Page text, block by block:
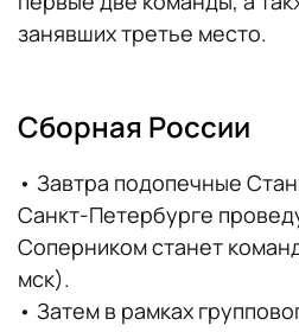
занявших третье место.
Сборная России
• Завтра подопечные
Санкт-Петербурге
Соперником станет
мск).
• Затем в рамках